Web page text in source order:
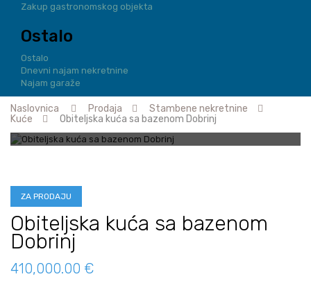
Zakup gastronomskog objekta
Ostalo
Ostalo
Dnevni najam nekretnine
Najam garaže
Naslovnica Prodaja
Stambene nekretnine
Kuće
Obiteljska kuća sa bazenom Dobrinj
ZA PRODAJU
Obiteljska kuća sa bazenom
Dobrinj
410,000.00 €